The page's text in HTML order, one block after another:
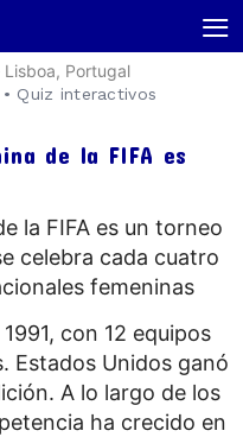
≡
Lisboa, Portugal
Quiz interactivos
de la FIFA es
la FIFA es un torneo
celebra cada cuatro
femeninas
con 12 equipos
Estados Unidos ganó
A lo largo de los
ha crecido en